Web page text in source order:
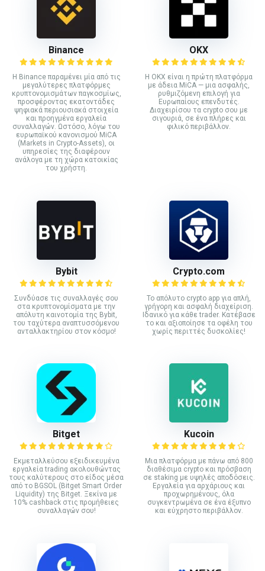
Binance
Η Binance παραμένει μία από τις
μεγαλύτερες πλατφόρμες
κρυπτονομισμάτων παγκοσμίως,
προσφέροντας εκατοντάδες
ψηφιακά περιουσιακά στοιχεία
και προηγμένα εργαλεία
συναλλαγών. Ωστόσο, λόγω του
ευρωπαϊκού κανονισμού MiCA
(Markets in Crypto-Assets), οι
υπηρεσίες της διαφέρουν
ανάλογα με τη χώρα κατοικίας
του χρήστη.
ΟΚΧ
Η OKX είναι η πρώτη πλατφόρμα
με άδεια MiCA — μια ασφαλής,
ρυθμιζόμενη επιλογή για
Ευρωπαίους επενδυτές.
Διαχειρίσου τα crypto σου με
σιγουριά, σε ένα πλήρες και
φιλικό περιβάλλον.
Bybit
Συνδύασε τις συναλλαγές σου
στα κρυπτονομίσματα με την
απόλυτη καινοτομία της Bybit,
του ταχύτερα αναπτυσσόμενου
ανταλλακτηρίου στον κόσμο!
Crypto.com
Το απόλυτο crypto app για απλή,
γρήγορη και ασφαλή διαχείριση.
Ιδανικό για κάθε trader. Κατέβασε
το και αξιοποίησε τα οφέλη του
χωρίς περιττές δυσκολίες!
Bitget
Εκμεταλλεύσου εξειδικευμένα
εργαλεία trading ακολουθώντας
τους καλύτερους στο είδος μέσα
από το BGSOL (Bitget Smart Order
Liquidity) της Bitget. Ξεκίνα με
10% cashback στις προμήθειες
συναλλαγών σου!
Kucoin
Mια πλατφόρμα με πάνω από 800
διαθέσιμα crypto και πρόσβαση
σε staking με υψηλές αποδόσεις.
Εργαλεία για αρχάριους και
προχωρημένους, όλα
συγκεντρωμένα σε ένα έξυπνο
και εύχρηστο περιβάλλον.